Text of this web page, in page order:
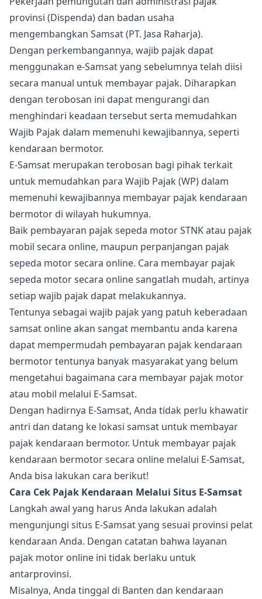
provinsi (Dispenda) dan badan usaha
mengembangkan Samsat (PT. Jasa Raharja).
Dengan perkembangannya, wajib pajak dapat
menggunakan e-Samsat yang sebelumnya telah diisi
secara manual untuk membayar pajak. Diharapkan
dengan terobosan ini dapat mengurangi dan
menghindari keadaan tersebut serta memudahkan
Wajib Pajak dalam memenuhi kewajibannya, seperti
kendaraan bermotor.
E-Samsat merupakan terobosan bagi pihak terkait
untuk memudahkan para Wajib Pajak (WP) dalam
memenuhi kewajibannya membayar pajak kendaraan
bermotor di wilayah hukumnya.
Baik pembayaran pajak sepeda motor STNK atau pajak
mobil secara online, maupun perpanjangan pajak
sepeda motor secara online. Cara membayar pajak
sepeda motor secara online sangatlah mudah, artinya
setiap wajib pajak dapat melakukannya.
Tentunya sebagai wajib pajak yang patuh keberadaan
samsat online akan sangat membantu anda karena
dapat mempermudah pembayaran pajak kendaraan
bermotor tentunya banyak masyarakat yang belum
mengetahui bagaimana cara membayar pajak motor
atau mobil melalui E-Samsat.
Dengan hadirnya E-Samsat, Anda tidak perlu khawatir
antri dan datang ke lokasi samsat untuk membayar
pajak kendaraan bermotor. Untuk membayar pajak
kendaraan bermotor secara online melalui E-Samsat,
Anda bisa lakukan cara berikut!
Cara Cek Pajak Kendaraan Melalui Situs E-Samsat
Langkah awal yang harus Anda lakukan adalah
mengunjungi situs E-Samsat yang sesuai provinsi pelat
kendaraan Anda. Dengan catatan bahwa layanan
pajak motor online ini tidak berlaku untuk
antarprovinsi.
Misalnya, Anda tinggal di Banten dan kendaraan